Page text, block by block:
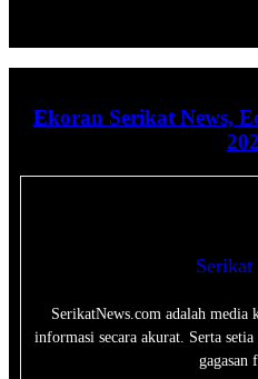
Ekoran Serikat News,
Serikat
SerikatNews.com adalah media
informasi secara akurat. Serta
gagasan